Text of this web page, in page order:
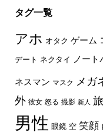
タグ一覧
アホ オタク ゲーム
デート ネクタイ ノート
ネスマン マスク メガ
外 彼女 怒る 撮影 新人
男性 眼鏡 空 笑顔